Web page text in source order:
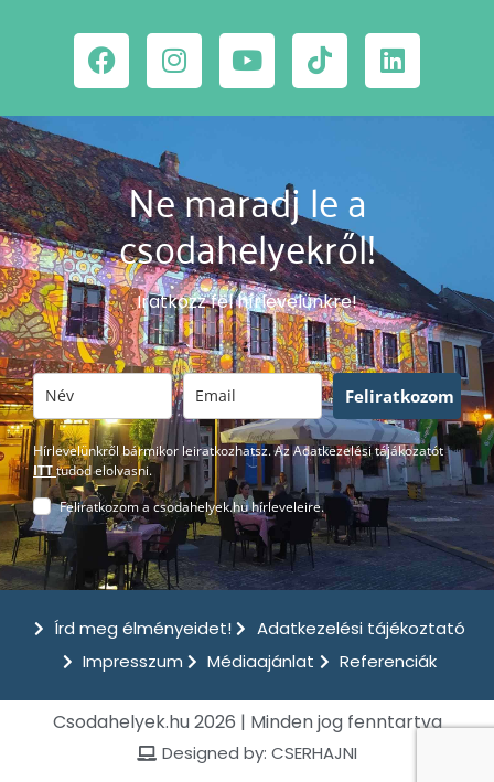
Ne maradj le a
csodahelyekről!
Iratkozz fel hírlevelünkre!
Feliratkozom
Hírlevelünkről bármikor leiratkozhatsz. Az Adatkezelési tájákozatót
ITTtudod elolvasni.
Feliratkozom a csodahelyek.hu hírleveleire.
Írd meg élményeidet!
Adatkezelési tájékoztató
Impresszum
Médiaajánlat Referenciák
Csodahelyek.hu 2026 | Minden jog fenntartva
Designed by: CSERHAJNI